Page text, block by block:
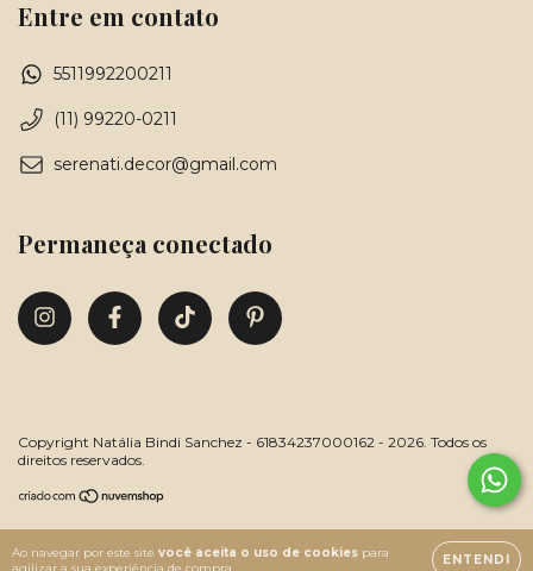
Ao navegar por este site você aceita o uso de cookies para
agilizar a sua experiência de compra.
ENTENDI
Entre em contato
5511992200211
(11) 99220-0211
serenati.decor@gmail.com
Permaneça conectado
Copyright Natália Bindi Sanchez - 61834237000162 - 2026. Todos os
direitos reservados.